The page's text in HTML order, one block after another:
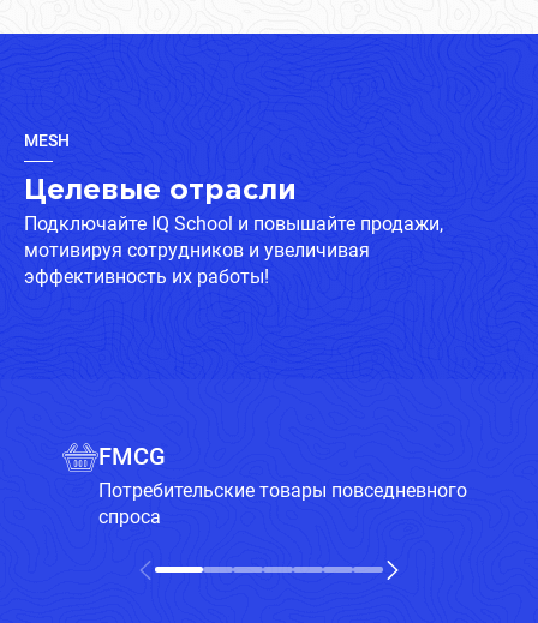
MESH
Целевые отрасли
Подключайте IQ School и повышайте продажи,
мотивируя сотрудников и увеличивая
эффективность их работы!
FMCG
Потребительские товары повседневного
спроса